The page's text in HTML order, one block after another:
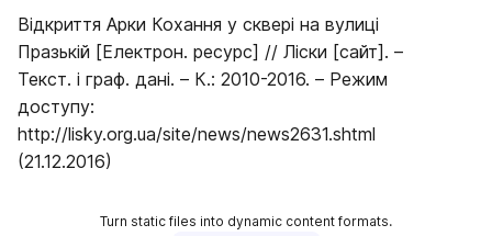
Відкриття Арки Кохання у сквері на вулиці
Празькій [Електрон. ресурс] // Ліски [сайт]. –
Текст. і граф. дані. – К.: 2010-2016. – Режим
доступу:
http://lisky.org.ua/site/news/news2631.shtml
(21.12.2016)
Turn static files into dynamic content formats.